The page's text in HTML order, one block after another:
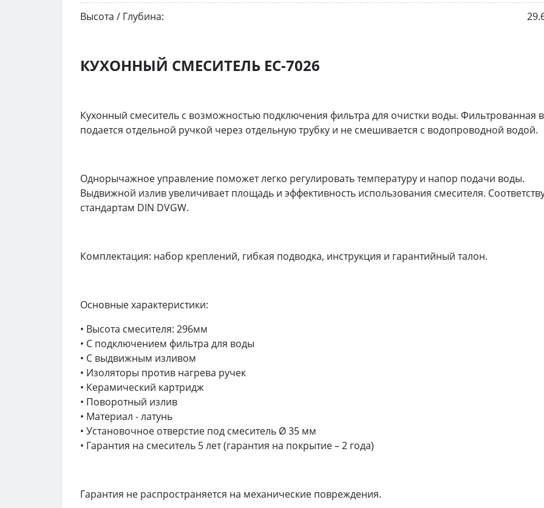
Высота / Глубина:
КУХОННЫЙ СМЕСИТЕЛЬ ЕС-7026
Кухонный смеситель с возможностью подключения фильтра для очистки воды. Фильтрованная
подается отдельной ручкой через отдельную трубку и не смешивается с водопроводной водой.
Однорычажное управление поможет легко регулировать температуру и напор подачи воды.
Выдвижной излив увеличивает площадь и эффективность использования смесителя.
стандартам DIN DVGW.
Комплектация: набор креплений, гибкая подводка, инструкция и гарантийный талон.
Основные характеристики:
• Высота смесителя: 296мм
• С подключением фильтра для воды
• С выдвижным изливом
• Изоляторы против нагрева ручек
• Керамический картридж
• Поворотный излив
• Материал - латунь
• Установочное отверстие под смеситель Ø 35 мм
• Гарантия на смеситель 5 лет (гарантия на покрытие – 2 года)
Гарантия не распространяется на механические повреждения.